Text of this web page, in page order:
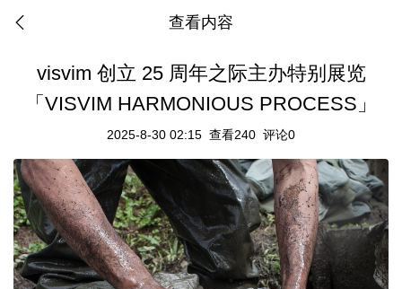
查看内容
visvim 创立 25 周年之际主办特别展览
「VISVIM HARMONIOUS PROCESS」
2025-8-30 02:15 查看240 评论0